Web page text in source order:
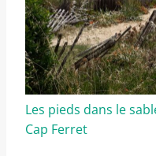
Les pieds dans le
Cap Ferret